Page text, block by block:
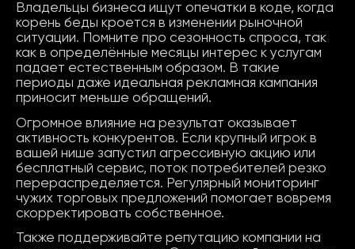
Владельцы бизнеса ищут опечатки в коде, когда
корень беды кроется в изменении рыночной
ситуации. Помните про сезонность спроса, так
как в определённые месяцы интерес к услугам
падает естественным образом. В такие
периоды даже идеальная рекламная кампания
приносит меньше обращений.
Огромное влияние на результат оказывает
активность конкурентов. Если крупный игрок в
вашей нише запустил агрессивную акцию или
бесплатный сервис, поток потребителей резко
перераспределяется. Регулярный мониторинг
чужих торговых предложений помогает вовремя
скорректировать собственное.
Также поддерживайте репутацию компании на